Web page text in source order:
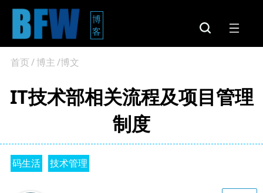
博
客
首页/博主/博文
IT技术部相关流程及项目管理
制度
码生活 技术管理